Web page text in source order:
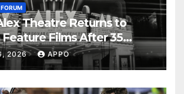
Theatre Returns to
Feature Films After 35
2026 APPO